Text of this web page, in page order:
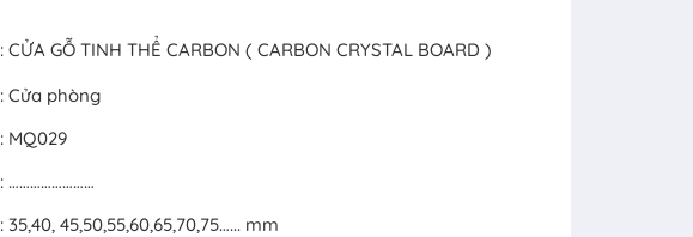
: CỬA GỖ TINH THỂ CARBON ( CARBON CRYSTAL BOARD )
: Cửa phòng
: MQ029
: ……………………
: 35,40, 45,50,55,60,65,70,75…... mm